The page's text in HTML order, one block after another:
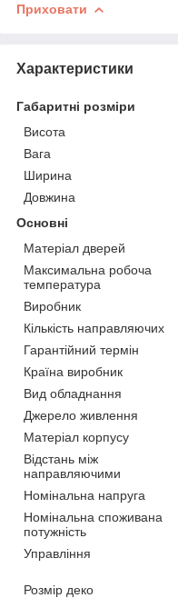
Приховати
Характеристики
Габаритні розміри
Висота
Вага
Ширина
Довжина
Основні
Матеріал дверей
Максимальна робоча
температура
Виробник
Кількість направляючих
Гарантійний термін
Країна виробник
Вид обладнання
Джерело живлення
Матеріал корпусу
Відстань між
направляючими
Номінальна напруга
Номінальна споживана
потужність
Управління
Розмір деко